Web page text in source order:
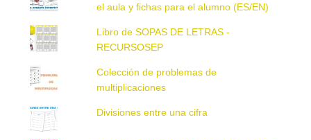
el aula y fichas para el alumno (ES/EN)
Libro de SOPAS DE LETRAS -
RECURSOSEP
Colección de problemas de
multiplicaciones
Divisiones entre una cifra